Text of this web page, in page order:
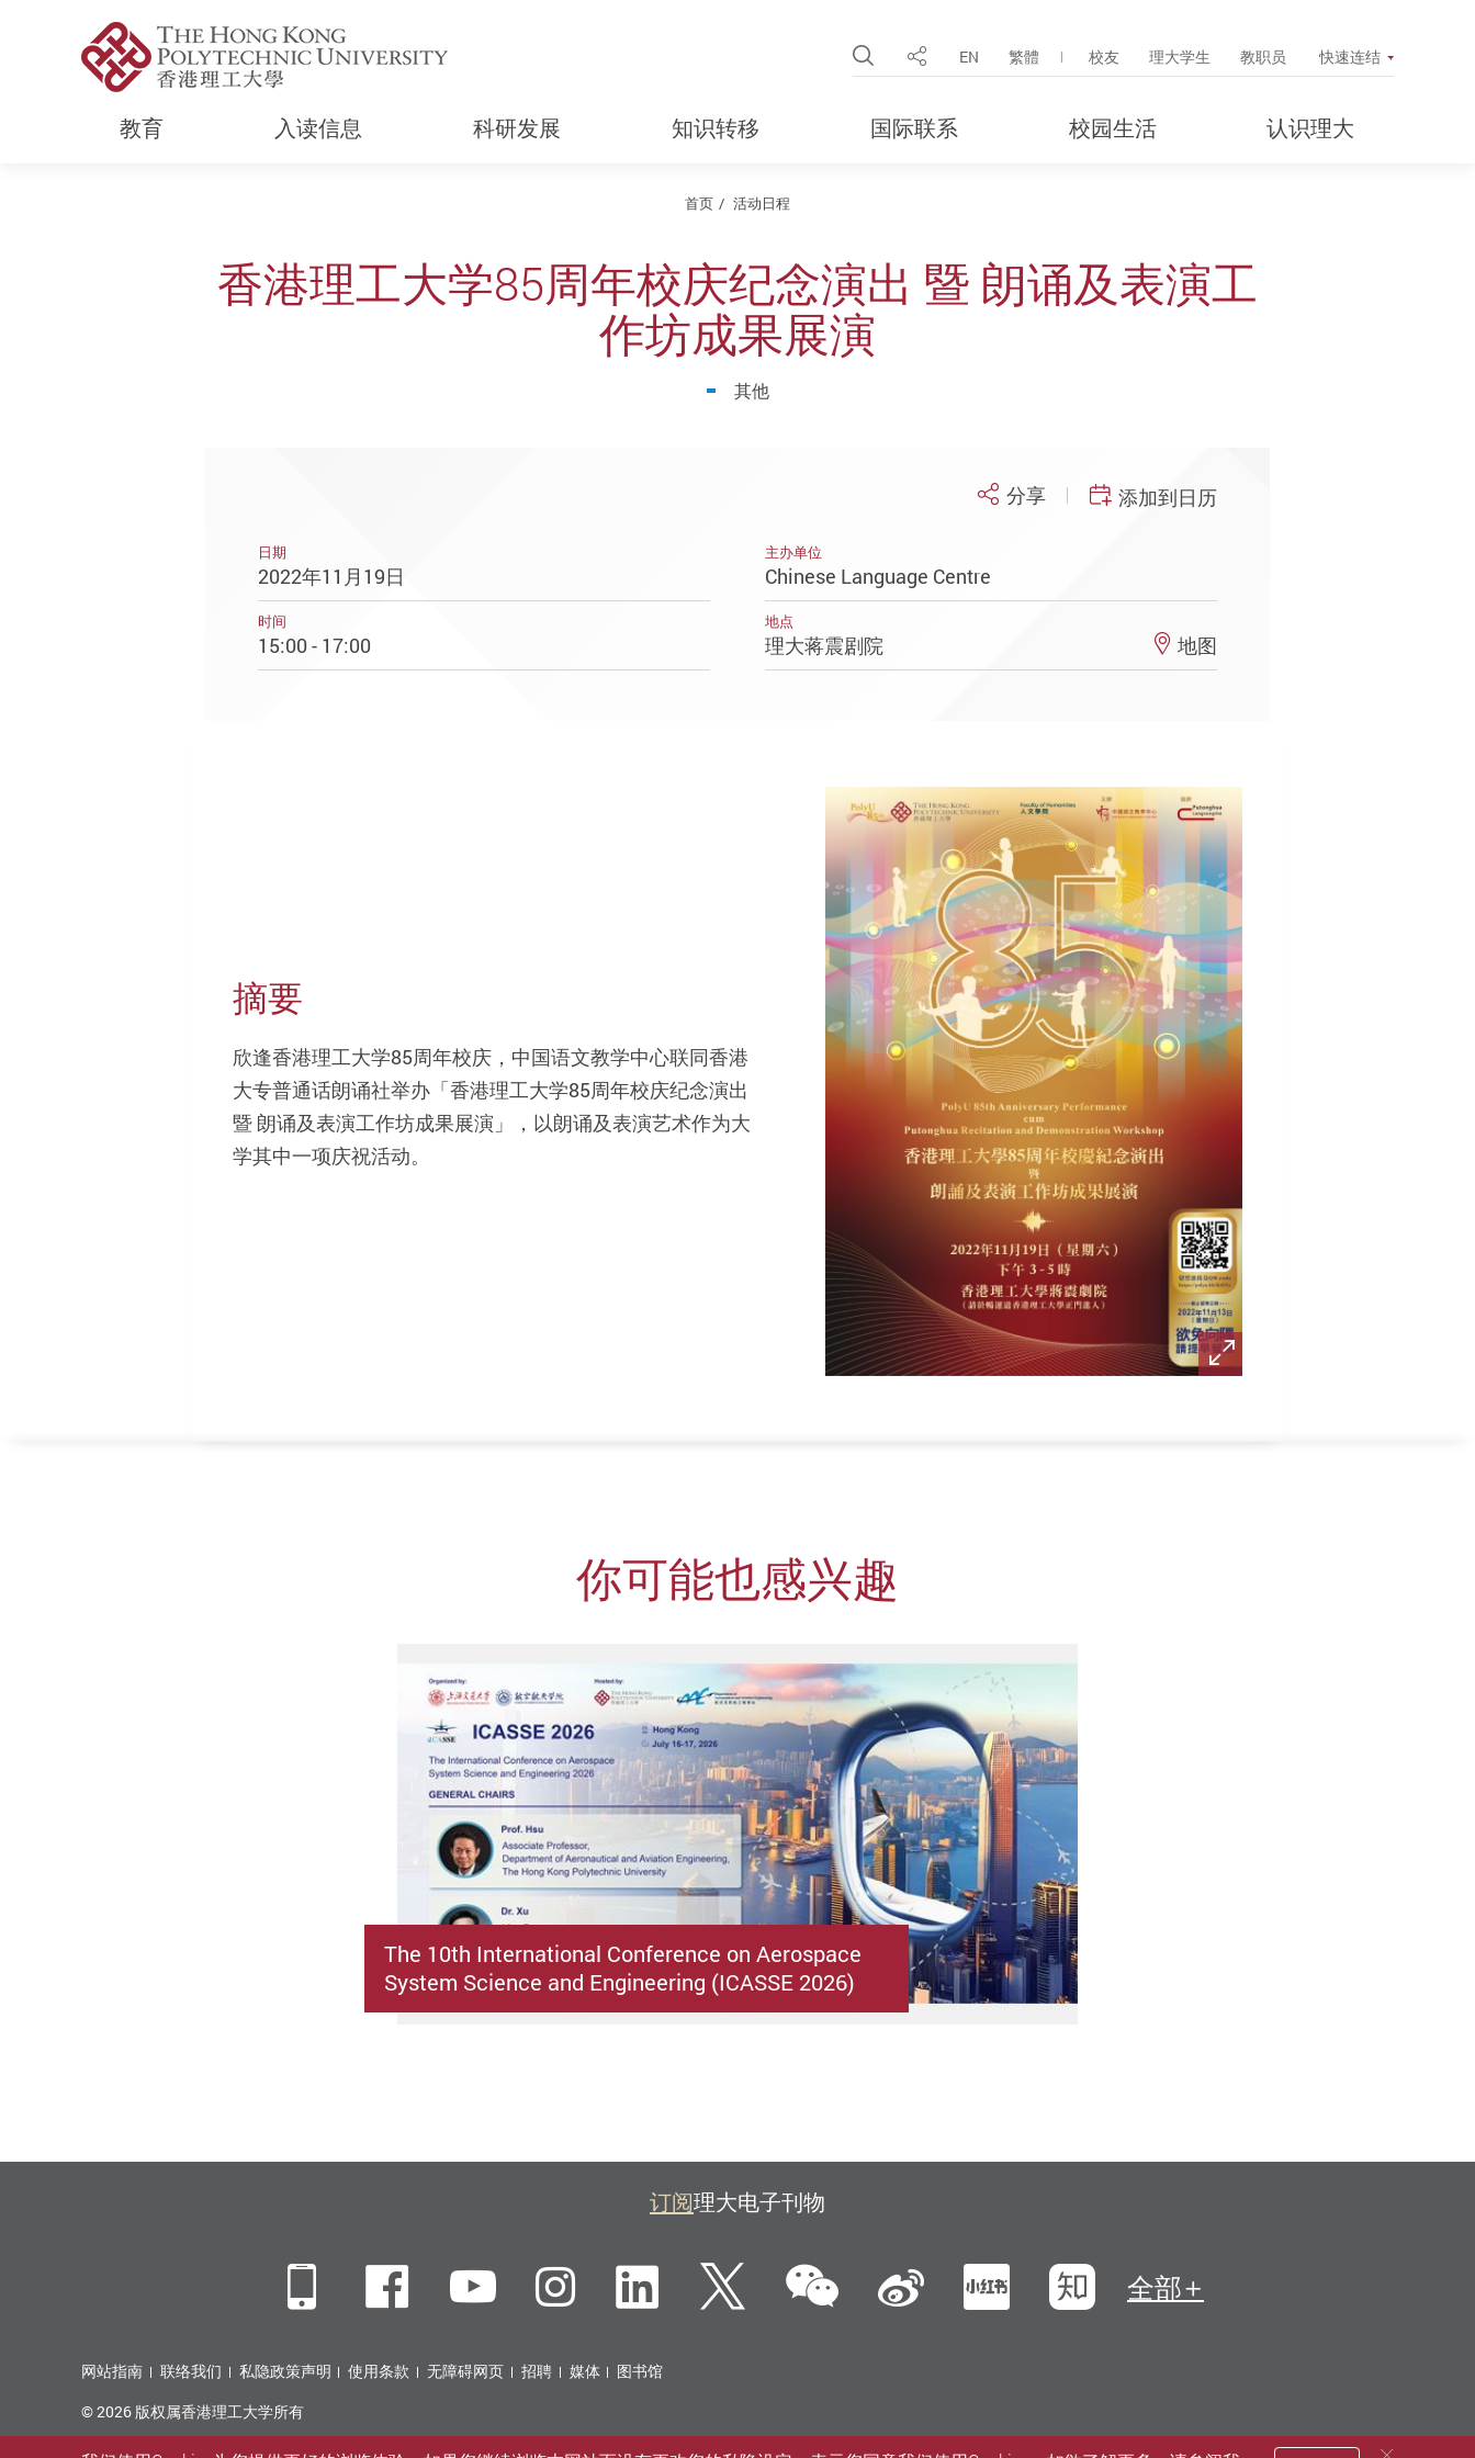
Open Site Search Popup
分享 EN 繁體 校友 理大学生 教职员 快速连结
教育 入读信息 科研发展 知识转移 国际联系 校园生活 认识理大
首页 活动日程
香港理工大学85周年校庆纪念演出 暨 朗诵及表演工
作坊成果展演
其他
分享 添加到日历
日期
2022年11月19日
主办单位
Chinese Language Centre
时间
15:00 - 17:00
地点
理大蒋震剧院 地图
摘要
欣逢香港理工大学85周年校庆，中国语文教学中心联同香港
大专普通话朗诵社举办「香港理工大学85周年校庆纪念演出
暨 朗诵及表演工作坊成果展演」，以朗诵及表演艺术作为大
学其中一项庆祝活动。
你可能也感兴趣
The 10th International Conference on Aerospace
System Science and Engineering (ICASSE 2026)
订阅理大电子刊物
MobileFacebook
YouTubeInstagramLinkedIn
Twitter微信新浪微博
小红书
知乎
全部
网站指南 联络我们 私隐政策声明 使用条款 无障碍网页 招聘 媒体
图书馆
© 2026 版权属香港理工大学所有